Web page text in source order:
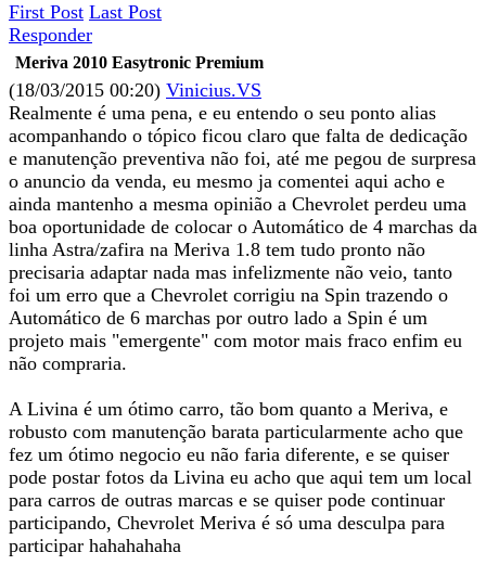
First Post Last Post
Responder
Meriva 2010 Easytronic Premium
(18/03/2015 00:20) Vinicius.VS
Realmente é uma pena, e eu entendo o seu ponto alias
acompanhando o tópico ficou claro que falta de dedicação
e manutenção preventiva não foi, até me pegou de surpresa
o anuncio da venda, eu mesmo ja comentei aqui acho e
ainda mantenho a mesma opinião a Chevrolet perdeu uma
boa oportunidade de colocar o Automático de 4 marchas da
linha Astra/zafira na Meriva 1.8 tem tudo pronto não
precisaria adaptar nada mas infelizmente não veio, tanto
foi um erro que a Chevrolet corrigiu na Spin trazendo o
Automático de 6 marchas por outro lado a Spin é um
projeto mais "emergente" com motor mais fraco enfim eu
não compraria.
A Livina é um ótimo carro, tão bom quanto a Meriva, e
robusto com manutenção barata particularmente acho que
fez um ótimo negocio eu não faria diferente, e se quiser
pode postar fotos da Livina eu acho que aqui tem um local
para carros de outras marcas e se quiser pode continuar
participando, Chevrolet Meriva é só uma desculpa para
participar hahahahaha